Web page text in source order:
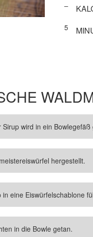
–
5
wird in ein Bowlegefäß
hergestellt.
eine Eiswürfelschablone
in die Bowle getan.